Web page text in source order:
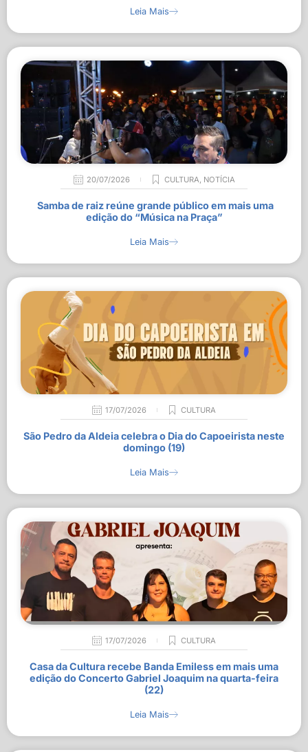
Leia Mais
20/07/2026 CULTURA, NOTÍCIA
Samba de raiz reúne grande público em mais uma
edição do “Música na Praça”
Leia Mais
17/07/2026 CULTURA
São Pedro da Aldeia celebra o Dia do Capoeirista neste
domingo (19)
Leia Mais
17/07/2026 CULTURA
Casa da Cultura recebe Banda Emiless em mais uma
edição do Concerto Gabriel Joaquim na quarta-feira
(22)
Leia Mais